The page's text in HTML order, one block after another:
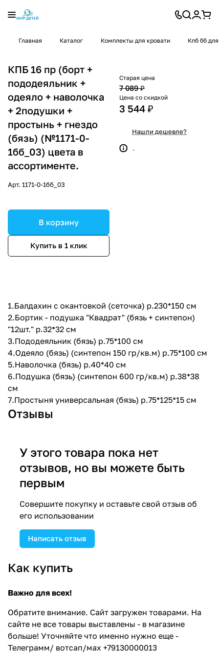
Главная Каталог Комплекты для кровати Кпб бб
КПБ 16 пр (борт +
пододеяльник +
одеяло + наволочка
+ 2подушки +
простынь + гнездо
(бязь) (№1171-0-
1бб_03) цвета в
ассортименте.
Арт. 1171-0-1бб_03
В корзину
Купить в 1 клик
Старая цена
7 089 ₽
Цена со скидкой
3 544 ₽
Нашли дешевле?
.
1.Балдахин с окантовкой (сеточка) р.230*150 см
2.Бортик - подушка "Квадрат" (бязь + синтепон)
"12шт." р.32*32 см
3.Пододеяльник (бязь) р.75*100 см
4.Одеяло (бязь) (синтепон 150 гр/кв.м) р.75*100 см
5.Наволочка (бязь) р.40*40 см
6.Подушка (бязь) (синтепон 600 гр/кв.м) р.38*38
см
7.Простыня универсальная (бязь) р.75*125*15 см
Отзывы
У этого товара пока нет
отзывов, но вы можете быть
первым
Совершите покупку и оставьте свой отзыв об
его использовании
Написать отзыв
Как купить
Важно для всех!
Обратите внимание. Сайт загружен товарами. На
сайте не все товары выставлены - в магазине
больше! Уточняйте что именно нужно еще -
Телеграмм/ вотсап/мах +79130000013